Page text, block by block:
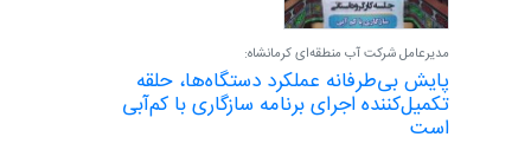
مدیرعامل شرکت آب منطقه‌ای کرمانشاه:
پایش بی‌طرفانه عملکرد دستگاه‌ها، حلقه
تکمیل‌کننده اجرای برنامه سازگاری با کم‌آبی
است